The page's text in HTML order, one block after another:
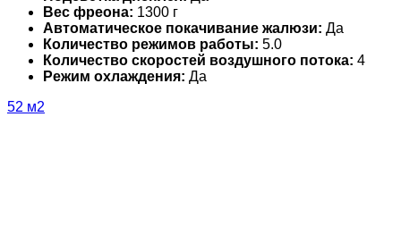
Вес фреона: 1300 г
Автоматическое покачивание жалюзи: Да
Количество режимов работы: 5.0
Количество скоростей воздушного потока: 4
Режим охлаждения: Да
52 м2